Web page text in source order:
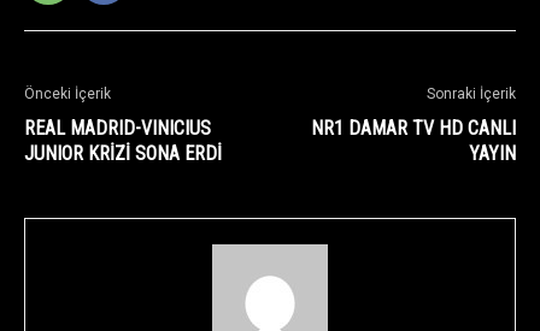
Önceki İçerik
REAL MADRID-VINICIUS
JUNIOR KRİZİ SONA ERDİ
Sonraki İçerik
NR1 DAMAR TV HD CANLI
YAYIN